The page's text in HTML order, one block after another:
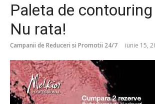
Paleta de contouring
Nu rata!
Campanii de Reduceri si Promotii 24/7 iunie 15,